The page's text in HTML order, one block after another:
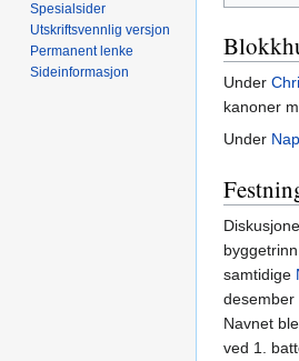
Under
kanoner
Under
samtidige
desember
Navnet
ved 1.
Spesialsider
Utskriftsvennlig versjon
Permanent lenke
Sideinformasjon